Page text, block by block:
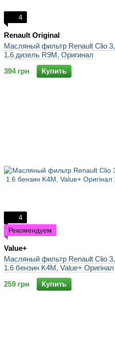
4
Renault Original
Масляный фильтр Renault Clio 3,
1.6 дизель R9M, Оригинал
394 грн
Купить
4
Рекомендуем
Value+
Масляный фильтр Renault Clio 3,
1.6 бензин K4M, Value+ Оригінал
259 грн
Купить